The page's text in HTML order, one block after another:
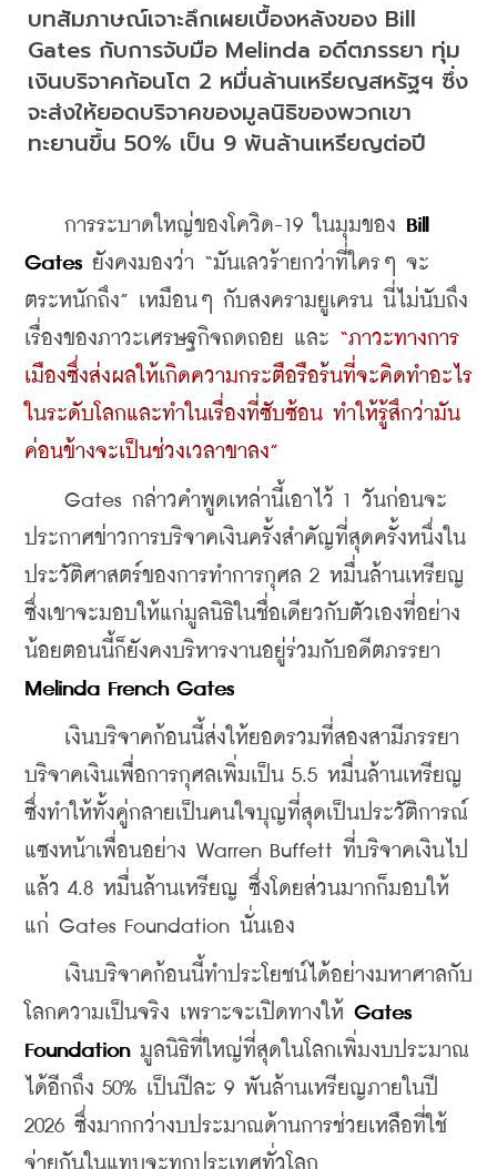
บทสัมภาษณ์เจาะลึกเผยเบื้องหลังของ Bill
Gates กับการจับมือ Melinda อดีตภรรยา ทุ่ม
เงินบริจาคก้อนโต 2 หมื่นล้านเหรียญสหรัฐฯ ซึ่ง
จะส่งให้ยอดบริจาคของมูลนิธิของพวกเขา
ทะยานขึ้น 50% เป็น 9 พันล้านเหรียญต่อปี
การระบาดใหญ่ของโควิด-19 ในมุมของ Bill
Gates ยังคงมองว่า “มันเลวร้ายกว่าที่ใครๆ จะ
ตระหนักถึง” เหมือนๆ กับสงครามยูเครน นี่ไม่นับถึง
เรื่องของภาวะเศรษฐกิจถดถอย และ “ภาวะทางการ
เมืองซึ่งส่งผลให้เกิดความกระตือรือร้นที่จะคิดทำอะไร
ในระดับโลกและทำในเรื่องที่ซับซ้อน ทำให้รู้สึกว่ามัน
ค่อนข้างจะเป็นช่วงเวลาขาลง”
Gates กล่าวคำพูดเหล่านี้เอาไว้ 1 วันก่อนจะ
ประกาศข่าวการบริจาคเงินครั้งสำคัญที่สุดครั้งหนึ่งใน
ประวัติศาสตร์ของการทำการกุศล 2 หมื่นล้านเหรียญ
ซึ่งเขาจะมอบให้แก่มูลนิธิในชื่อเดียวกับตัวเองที่อย่าง
Melinda French Gates
เงินบริจาคก้อนนี้ส่งให้ยอดรวมที่สองสามีภรรยา
บริจาคเงินเพื่อการกุศลเพิ่มเป็น 5.5 หมื่นล้านเหรียญ
ซึ่งทำให้ทั้งคู่กลายเป็นคนใจบุญที่สุดเป็นประวัติการณ์
แซงหน้าเพื่อนอย่าง Warren Buffett ที่บริจาคเงินไป
แล้ว 4.8 หมื่นล้านเหรียญ ซึ่งโดยส่วนมากก็มอบให้
แก่ Gates Foundation นั่นเอง
เงินบริจาคก้อนนี้ทำประโยชน์ได้อย่างมหาศาลกับ
โลกความเป็นจริง เพราะจะเปิดทางให้ Gates
Foundation มูลนิธิที่ใหญ่ที่สุดในโลกเพิ่มงบประมาณ
ได้อีกถึง 50% เป็นปีละ 9 พันล้านเหรียญภายในปี
2026 ซึ่งมากกว่างบประมาณด้านการช่วยเหลือที่ใช้
จ่ายกันในแทบจะทุกประเทศทั่วโลก